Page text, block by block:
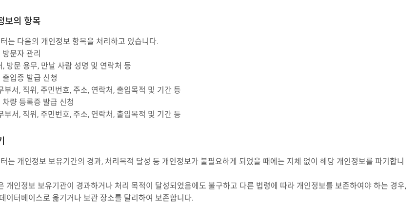
보의 항목
는 다음의 개인정보 항목을 처리하고 있습니다.
문자 관리
방문 용무, 만날 사람 성명 및 연락처 등
입증 발급 신청
부서, 직위, 주민번호, 주소, 연락처, 출입목적 및 기간 등
량 등록증 발급 신청
부서, 직위, 주민번호, 주소, 연락처, 출입목적 및 기간 등
는 개인정보 보유기간의 경과, 처리목적 달성 등 개인정보가 불필요하게 되었을 때에는 지체 없이 해당 개인정보를 파기합니
개인정보 보유기관이 경과하거나 처리 목적이 달성되었음에도 불구하고 다른 법령에 따라 개인정보를 보존하여야 하는 경우,
이터베이스로 옮기거나 보관 장소를 달리하여 보존합니다.